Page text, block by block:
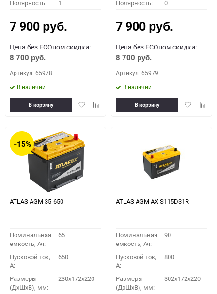
Полярность: 1
7 900 руб.
Цена без ECOном скидки:
8 700 руб.
Артикул: 65978
В наличии
ДобавитьДобавить
В корзину
Полярность: 0
7 900 руб.
Цена без ECOном скидки:
8 700 руб.
Артикул: 65979
В наличии
Добавить
В корзину
−15%
ATLAS AGM 35-650
Номинальная
емкость, Ач:
65
Пусковой ток,
A:
650
Размеры
(ДхШхВ), мм:
230x172x220
ATLAS AGM AX S115D31R
Номинальная
емкость, Ач:
90
Пусковой ток,
A:
800
Размеры
(ДхШхВ), мм:
302x172x220